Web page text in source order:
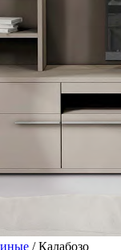
/ Калабозо